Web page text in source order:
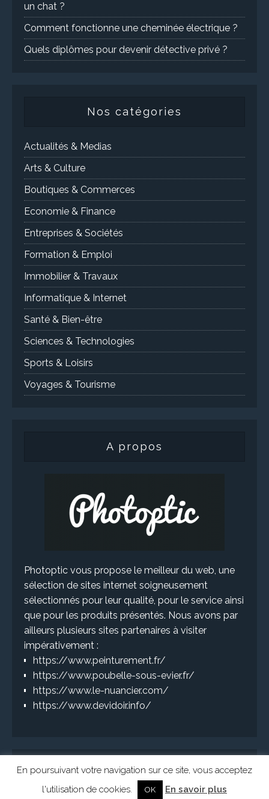
un chat ?
Comment fonctionne une cheminée électrique ?
Quels diplômes pour devenir détective privé ?
Nos catégories
Actualités & Medias
Arts & Culture
Boutiques & Commerces
Economie & Finance
Entreprises & Sociétés
Formation & Emploi
Immobilier & Travaux
Informatique & Internet
Santé & Bien-être
Sciences & Technologies
Sports & Loisirs
Voyages & Tourisme
A propos
Photoptic vous propose le meilleur du web, une
sélection de sites internet soigneusement
sélectionnés pour leur qualité, pour le service ainsi
que pour les produits présentés. Nous avons par
ailleurs plusieurs sites partenaires à visiter
impérativement :
https://www.peinturement.fr/
https://www.poubelle-sous-evier.fr/
https://www.le-nuancier.com/
https://www.devidoir.info/
En poursuivant votre navigation sur ce site, vous acceptez
l'utilisation de cookies.
OK En savoir plus